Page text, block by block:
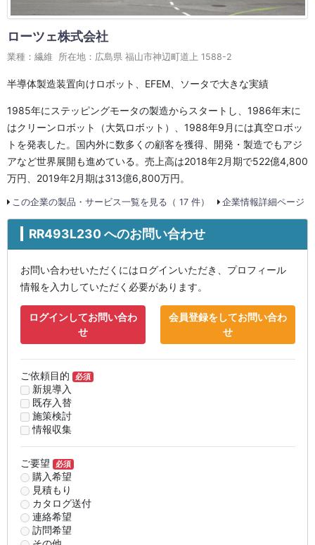
ローツェ株式会社
業種：繊維 所在地：広島県 福山市神辺町道上 1588-2
半導体製造装置向けロボット、EFEM、ソータで大きな実績
1985年にステッピングモータの製造からスタートし、1986年末に
はクリーンロボット（大気ロボット）、1988年9月には真空ロボッ
トを発表した。国内外に数多くの顧客を獲得、開発・製造でもアジ
アなど世界展開も進めている。売上高は2018年2月期で522億4,800
万円、2019年2月期は313億6,800万円。
この企業の製品・サービス一覧を見る（ 17 件） 企業情報詳細ページ
RR493L230 へのお問い合わせ
お問い合わせいただくにはログインいただき、プロフィール
情報を入力していただく必要があります。
ログインしてお問い合わ
せ
会員登録をしてお問い合わ
せ
ご依頼目的 必須
新規導入
既存入替
施策検討
情報収集
ご要望 必須
購入希望
見積もり
カタログ送付
連絡希望
訪問希望